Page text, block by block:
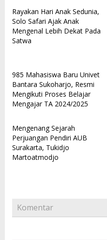
Rayakan Hari Anak Sedunia,
Solo Safari Ajak Anak
Mengenal Lebih Dekat Pada
Satwa
985 Mahasiswa Baru Univet
Bantara Sukoharjo, Resmi
Mengikuti Proses Belajar
Mengajar TA 2024/2025
Mengenang Sejarah
Perjuangan Pendiri AUB
Surakarta, Tukidjo
Martoatmodjo
Komentar